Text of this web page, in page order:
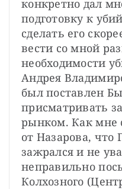
конкретно дал
подготовку к
сделать его
вести со мной
необходимости
Андрея
был поставлен
присматривать
рынком. Как мне
от Назарова, что
зажрался и не
неправильно
Колхозного